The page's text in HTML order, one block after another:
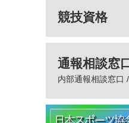
競技資格
通報相談窓
内部通報相談窓口